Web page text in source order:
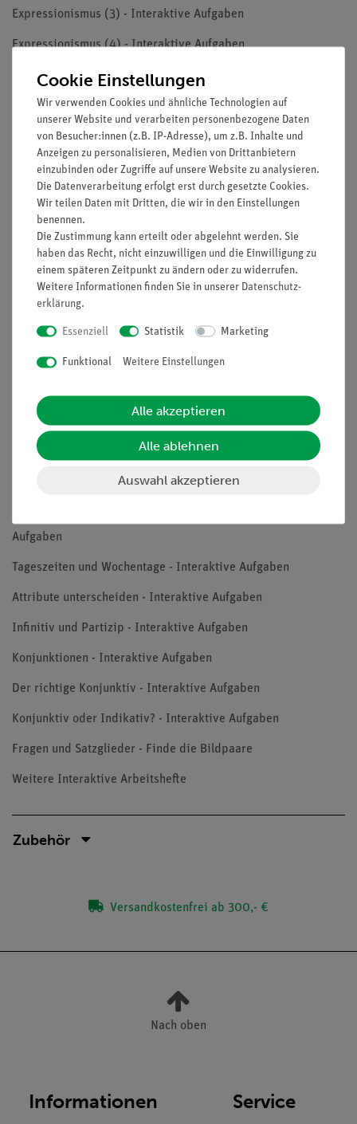
Expressionismus (3) - Interaktive Aufgaben
Expressionismus (4) - Interaktive Aufgaben
Nachkriegsliteratur - Wissensbox
Celan: Die Todesfuge - Interaktives Video
Borchert: Die Küchenuhr - Video und interaktive Aufgaben
Borchert: Draußen vor der Tür - Interaktives Video
Die Entstehung der Gruppe 47 - Interaktives Video
Günter Eich: Inventur - Video und interaktive Aufgaben
Metapher vs. Personifikation - Interaktive Aufgaben
Nachkriegsliteratur (1) - Interaktive Aufgaben
Grammatik verstehen - Wissensbox
Groß- und Kleinschreibung - Interaktive Aufgabe
Aufgaben
Tageszeiten und Wochentage - Interaktive Aufgaben
Attribute unterscheiden - Interaktive Aufgaben
Infinitiv und Partizip - Interaktive Aufgaben
Konjunktionen - Interaktive Aufgaben
Der richtige Konjunktiv - Interaktive Aufgaben
Konjunktiv oder Indikativ? - Interaktive Aufgaben
Fragen und Satzglieder - Finde die Bildpaare
Weitere Interaktive Arbeitshefte
Zubehör
Versandkostenfrei ab 300,- €
Nach oben
Informationen Service
Cookie Einstellungen
Wir verwenden Cookies und ähnliche Technologien auf
unserer Website und verarbeiten personenbezogene Daten
von Besucher:innen (z.B. IP-Adresse), um z.B. Inhalte und
Anzeigen zu personalisieren, Medien von Drittanbietern
einzubinden oder Zugriffe auf unsere Website zu analysieren.
Die Datenverarbeitung erfolgt erst durch gesetzte Cookies.
Wir teilen Daten mit Dritten, die wir in den Einstellungen
benennen.
Die Zustimmung kann erteilt oder abgelehnt werden. Sie
haben das Recht, nicht einzuwilligen und die Einwilligung zu
einem späteren Zeitpunkt zu ändern oder zu widerrufen.
Weitere Informationen finden Sie in unserer Daten­schutz­
erklärung.
Essenziell Statistik Marketing
Funktional Weitere Einstellungen
Alle akzeptieren
Alle ablehnen
Auswahl akzeptieren